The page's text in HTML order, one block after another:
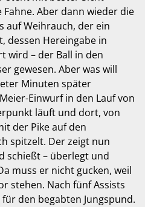
Fahne. Aber dann wieder die
auf Weihrauch, der ein
dessen Hereingabe in
wird – der Ball in den
gewesen. Aber was will
Minuten später
Einwurf in den Lauf von
läuft und dort, von
der Pike auf den
spitzelt. Der zeigt nun
schießt – überlegt und
muss er nicht gucken, weil
stehen. Nach fünf Assists
den begabten Jungspund.